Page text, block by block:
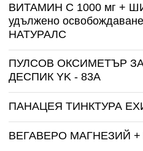
ВИТАМИН С 1000 мг +
удължено
НАТУРАЛС
ПУЛСОВ ОКСИМЕТЪР
ДЕСПИК YK - 83A
ПАНАЦЕЯ ТИНКТУРА
ВЕГАВЕРО МАГНЕЗИЙ +